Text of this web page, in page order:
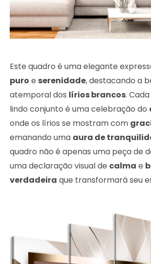
Este quadro é uma elegante
puro e serenidade, destacando a
atemporal dos lírios brancos.
lindo conjunto é uma celebração do
onde os lírios se mostram com
emanando uma aura de
quadro não é apenas uma peça de
uma declaração visual de calma e
verdadeira que transformará seu